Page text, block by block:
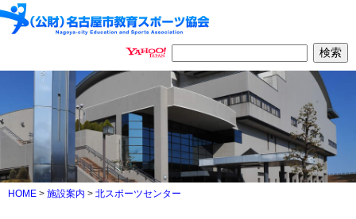
HOME > 施設案内 > 北スポーツセンター